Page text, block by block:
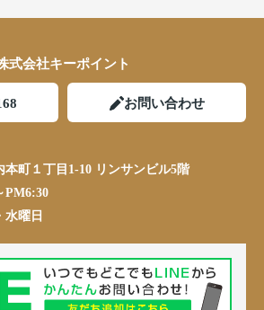
式会社キーポイント
お問い合わせ
本町１丁目1-10 リンサンビル5階
PM6:30
水曜日